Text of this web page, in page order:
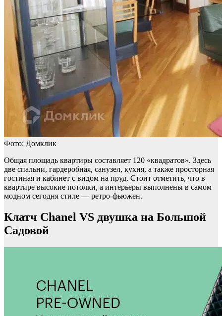
Фото: Домклик
Общая площадь квартиры составляет 120 «квадратов». Здесь
две спальни, гардеробная, санузел, кухня, а также просторная
гостиная и кабинет с видом на пруд. Стоит отметить, что в
квартире высокие потолки, а интерьеры выполнены в самом
модном сегодня стиле — ретро-фьюжен.
Клатч Chanel VS двушка на Большой
Садовой